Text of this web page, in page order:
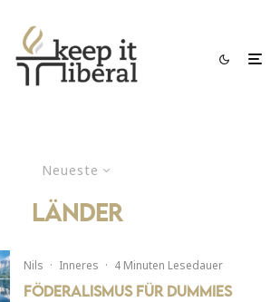
Neueste
länder
Nils · Inneres · 4 Minuten Lesedauer
Föderalismus für Dummies